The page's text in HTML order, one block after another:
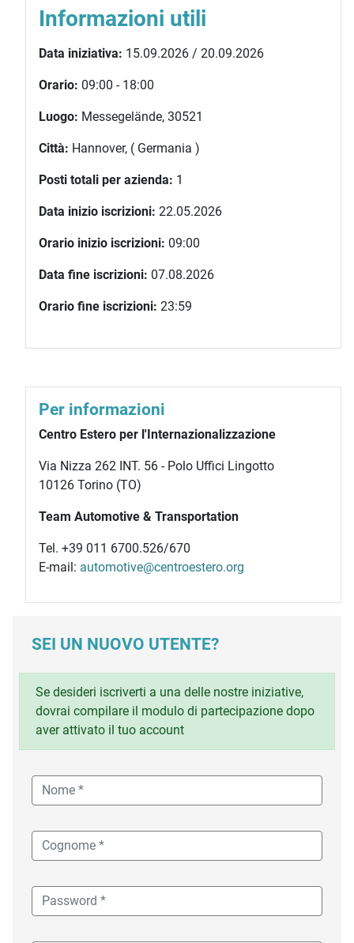
Informazioni utili
Data iniziativa: 15.09.2026 / 20.09.2026
Orario: 09:00 - 18:00
Luogo: Messegelände, 30521
Città: Hannover, ( Germania )
Posti totali per azienda: 1
Data inizio iscrizioni: 22.05.2026
Orario inizio iscrizioni: 09:00
Data fine iscrizioni: 07.08.2026
Orario fine iscrizioni: 23:59
Per informazioni
Centro Estero per l'Internazionalizzazione
Via Nizza 262 INT. 56 - Polo Uffici Lingotto
10126 Torino (TO)
Team Automotive & Transportation
Tel. +39 011 6700.526/670
E-mail: automotive@centroestero.org
SEI UN NUOVO UTENTE?
Se desideri iscriverti a una delle nostre iniziative,
dovrai compilare il modulo di partecipazione dopo
aver attivato il tuo account